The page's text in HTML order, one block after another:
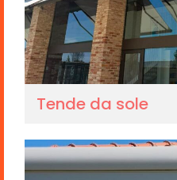
Tende da sole